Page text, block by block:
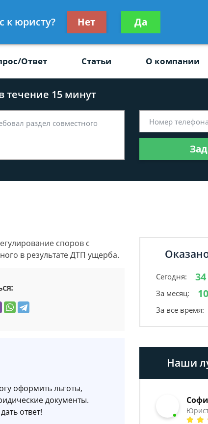
Получите консультацию
бесплатно
Ответ Статьи О компании
течение 15 минут
споров с
в результате ДТП ущерба.
оформить льготы,
документы.
ответ!
Сегодня: 34
За месяц:
За все время:
Наши
к юристу? Нет Да